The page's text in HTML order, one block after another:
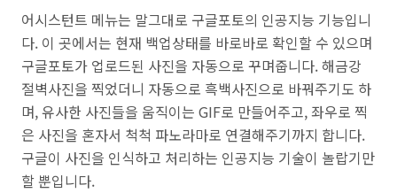
어시스턴트 메뉴는 말그대로 구글포토의 인공지능 기능입니
다. 이 곳에서는 현재 백업상태를 바로바로 확인할 수 있으며
구글포토가 업로드된 사진을 자동으로 꾸며줍니다. 해금강
절벽사진을 찍었더니 자동으로 흑백사진으로 바꿔주기도 하
며, 유사한 사진들을 움직이는 GIF로 만들어주고, 좌우로 찍
은 사진을 혼자서 척척 파노라마로 연결해주기까지 합니다.
구글이 사진을 인식하고 처리하는 인공지능 기술이 놀랍기만
할 뿐입니다.